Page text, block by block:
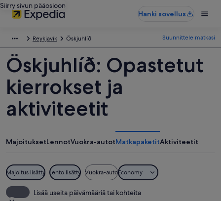
Siirry sivun pääosioon
Hanki sovellus
Reykjavík Öskjuhlíð Suunnittele matkasi
Öskjuhlíð: Opastetut
kierrokset ja
aktiviteetit
MajoituksetLennotVuokra-autotMatkapaketitAktiviteetit
Majoitus lisätty Lento lisätty Vuokra-autoEconomy
Lisää useita päivämääriä tai kohteita